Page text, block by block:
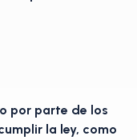
por parte de los
la ley, como